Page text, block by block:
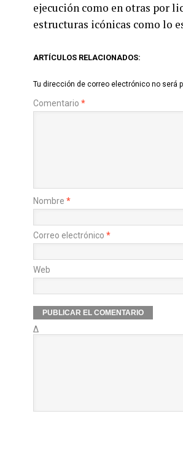
ejecución como en otras por
estructuras icónicas como lo
ARTÍCULOS RELACIONADOS:
Tu dirección de correo electrónico no será
Comentario *
Nombre *
Correo electrónico *
Web
Δ